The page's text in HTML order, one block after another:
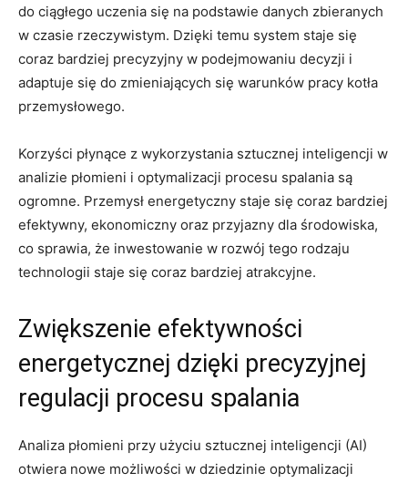
do ciągłego ⁤uczenia się na podstawie danych zbieranych
‍w ⁢czasie rzeczywistym. Dzięki temu ‌system staje ⁣się
coraz‍ bardziej precyzyjny w⁤ podejmowaniu ​decyzji i
adaptuje‍ się do zmieniających się warunków ‍pracy kotła
przemysłowego.
Korzyści płynące z wykorzystania sztucznej​ inteligencji w​
analizie⁢ płomieni‍ i optymalizacji procesu spalania są
ogromne.⁣ Przemysł energetyczny ‍staje⁤ się coraz bardziej
efektywny, ekonomiczny oraz przyjazny dla środowiska,
co‌ sprawia,⁤ że⁣ inwestowanie ‍w‌ rozwój tego rodzaju⁣
technologii staje się coraz bardziej‍ atrakcyjne.
Zwiększenie efektywności
energetycznej‌ dzięki⁢ precyzyjnej​
regulacji ⁣procesu​ spalania
Analiza płomieni przy użyciu sztucznej inteligencji (AI)
otwiera nowe możliwości ‍w⁢ dziedzinie optymalizacji